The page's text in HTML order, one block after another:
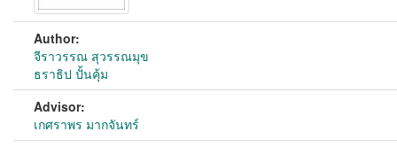
Author:
จีราวรรณ สุวรรณมุข
ธราธิป ปั้นคุ้ม
Advisor:
เกศราพร มากจันทร์